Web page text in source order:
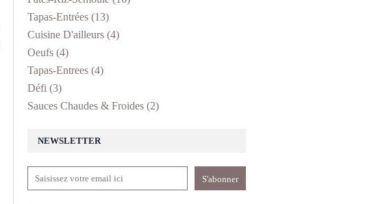
NEWSLETTER
Tapas-Entrées (13)
Cuisine D'ailleurs (4)
Oeufs (4)
Tapas-Entrees (4)
Défi (3)
Sauces Chaudes & Froides (2)